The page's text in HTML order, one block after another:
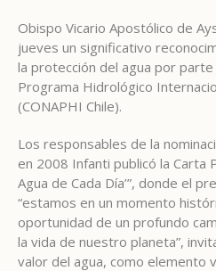
Obispo Vicario Apostólico de
jueves un significativo
la protección del agua por
Programa Hidrológico
(CONAPHI Chile).
Los responsables de la
en 2008 Infanti publicó la Carta
Agua de Cada Día’”, donde el
“estamos en un momento
oportunidad de un profundo
la vida de nuestro planeta”,
valor del agua, como elemento